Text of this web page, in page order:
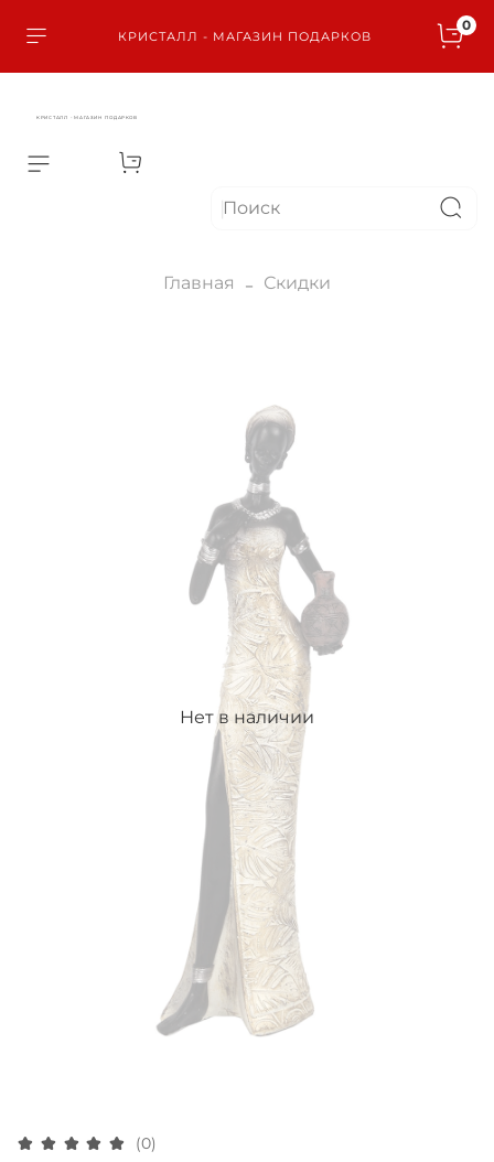
КРИСТАЛЛ - МАГАЗИН ПОДАРКОВ
0
КРИСТАЛЛ - МАГАЗИН ПОДАРКОВ
Главная Скидки
Нет в наличии
(0)